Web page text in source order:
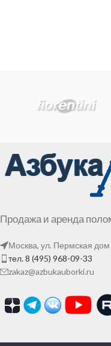
Продажа и аренда
Москва, ул. Пермская
тел. 8 (495) 968-09-33
zakaz@azbukauborki.ru